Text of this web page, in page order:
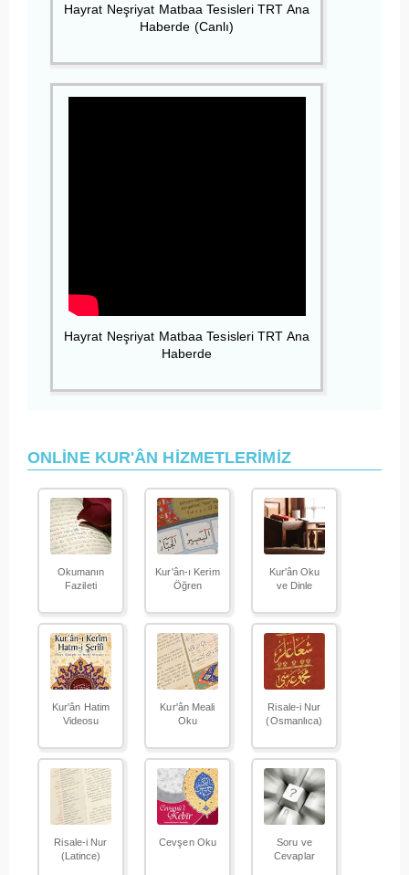
Hayrat Neşriyat Matbaa Tesisleri TRT Ana
Haberde (Canlı)
Hayrat Neşriyat Matbaa Tesisleri TRT Ana
Haberde
ONLİNE KUR'ÂN HİZMETLERİMİZ
Okumanın
Fazileti
Kur'ân-ı Kerim
Öğren
Kur'ân Oku
ve Dinle
Kur'ân Hatim
Videosu
Kur'ân Meali
Oku
Risale-i Nur
(Osmanlıca)
Risale-i Nur
(Latince)
Cevşen Oku
Soru ve
Cevaplar